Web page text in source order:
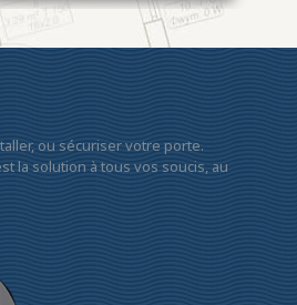
ou sécuriser votre porte.
la solution à tous vos soucis, au